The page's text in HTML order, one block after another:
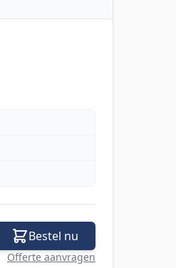
Bestel nu
Offerte aanvragen